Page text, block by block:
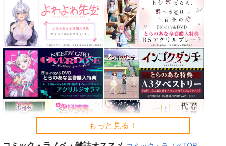
カルデアエミッション
チョコレート・ショッ
プ
2,530円（税込）
Fate/Grand Order
メリュジーヌ
サンプル
カート
FGO OEKAKI Rando
m5
たけさと
1,320 円（税込）
Fate/Grand Order
鈴鹿御前
サンプル
カート
蒐集
羊小屋
専売 787円（税込）
Fate/Grand Order
曲亭馬琴
サンプル
カート
もっと見る！